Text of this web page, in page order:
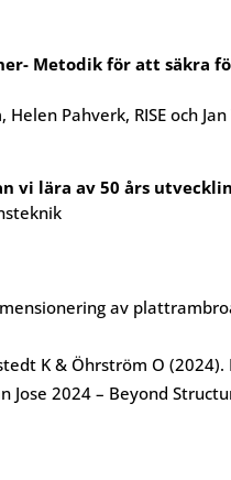
Metodik för att säkra
Pahverk, RISE och
vi lära av 50 års
av
K & Öhrström O
Jose 2024 – Beyond